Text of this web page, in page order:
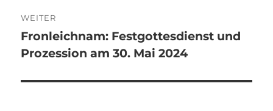
WEITER
Nächster
Beitrag:
Fronleichnam: Festgottesdienst und
Prozession am 30. Mai 2024